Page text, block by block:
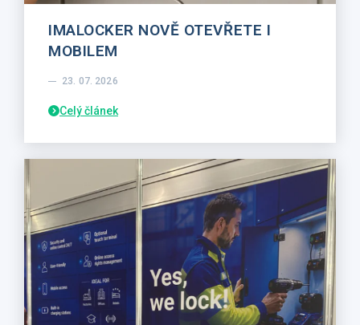
IMALOCKER NOVĚ OTEVŘETE I
MOBILEM
23. 07. 2026
Celý článek